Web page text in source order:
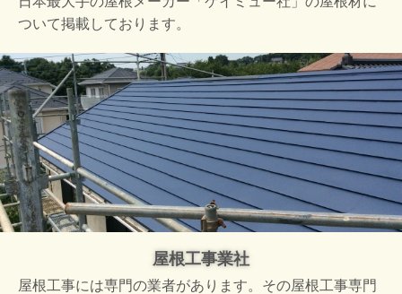
ついて掲載しております。
屋根工事業社
屋根工事には専門の業者があります。その屋根工事専門